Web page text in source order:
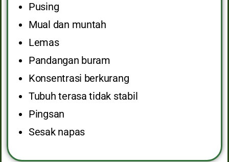
Pusing
Mual dan muntah
Lemas
Pandangan buram
Konsentrasi berkurang
Tubuh terasa tidak stabil
Pingsan
Sesak napas